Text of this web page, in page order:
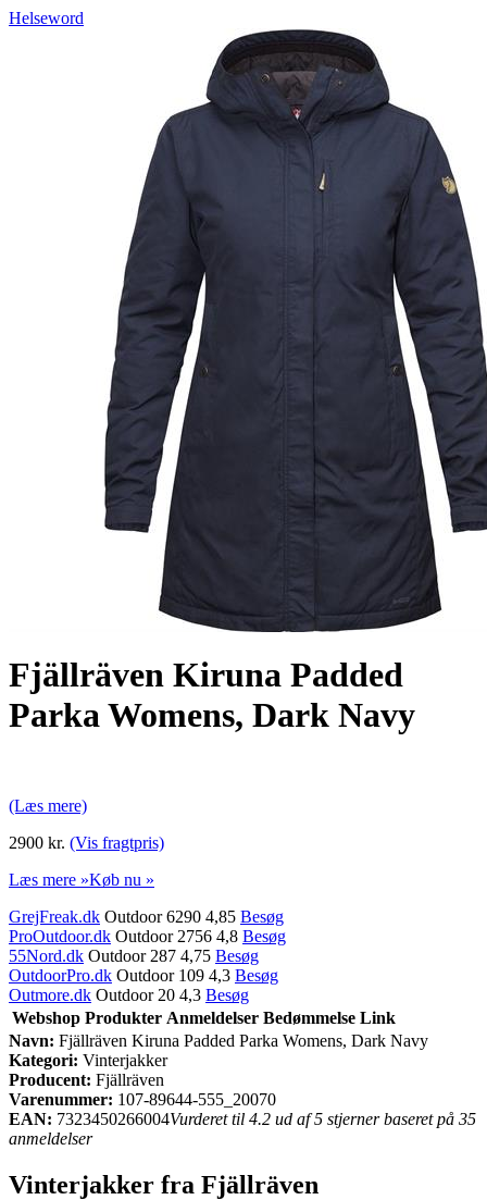
Helseword
Fjällräven Kiruna Padded
Parka Womens, Dark Navy
(Læs mere)
2900 kr. (Vis fragtpris)
Læs mere »Køb nu »
GrejFreak.dk Outdoor 6290 4,85 Besøg
ProOutdoor.dk Outdoor 2756 4,8 Besøg
55Nord.dk Outdoor 287 4,75 Besøg
OutdoorPro.dk Outdoor 109 4,3 Besøg
Outmore.dk Outdoor 20 4,3 Besøg
Webshop Produkter Anmeldelser Bedømmelse Link
Navn: Fjällräven Kiruna Padded Parka Womens, Dark Navy
Kategori: Vinterjakker
Producent: Fjällräven
Varenummer: 107-89644-555_20070
EAN: 7323450266004Vurderet til 4.2 ud af 5 stjerner baseret på 35
anmeldelser
Vinterjakker fra Fjällräven